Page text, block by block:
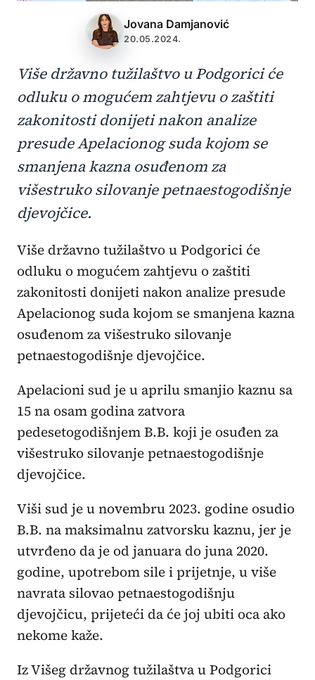
Jovana Damjanović
20.05.2024.
Više državno tužilaštvo u Podgorici će
odluku o mogućem zahtjevu o zaštiti
zakonitosti donijeti nakon analize
presude Apelacionog suda kojom se
smanjena kazna osuđenom za
višestruko silovanje petnaestogodišnje
djevojčice.
Više državno tužilaštvo u Podgorici će
odluku o mogućem zahtjevu o zaštiti
zakonitosti donijeti nakon analize presude
Apelacionog suda kojom se smanjena kazna
osuđenom za višestruko silovanje
petnaestogodišnje djevojčice.
Apelacioni sud je u aprilu smanjio kaznu sa
15 na osam godina zatvora
pedesetogodišnjem B.B. koji je osuđen za
višestruko silovanje petnaestogodišnje
djevojčice.
Viši sud je u novembru 2023. godine osudio
B.B. na maksimalnu zatvorsku kaznu, jer je
utvrđeno da je od januara do juna 2020.
godine, upotrebom sile i prijetnje, u više
navrata silovao petnaestogodišnju
djevojčicu, prijeteći da će joj ubiti oca ako
nekome kaže.
Iz Višeg državnog tužilaštva u Podgorici